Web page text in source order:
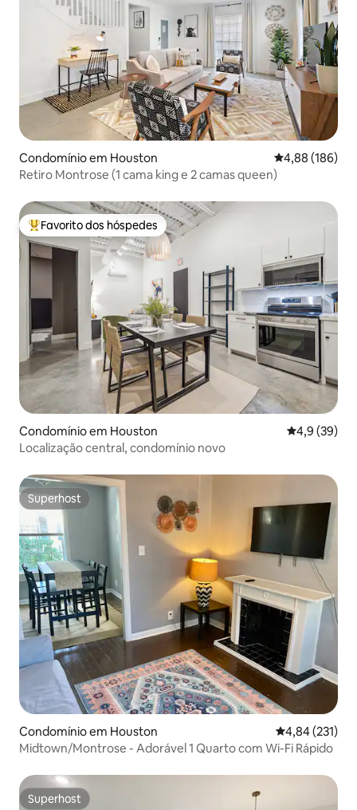
Condomínio em Houston Classificação
4,88 (186)
Retiro Montrose (1 cama king e 2 camas queen)
Favoritos dos hóspedes mais apreciados
Favorito dos hóspedes
Condomínio em Houston
4,9 (39)
Localização central, condomínio novo
Superhost
Superhost
Condomínio em Houston Classificação
4,84 (231)
Midtown/Montrose - Adorável 1 Quarto com Wi-Fi Rápido
Superhost
Superhost